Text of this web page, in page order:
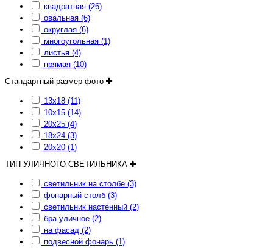
квадратная (26)
овальная (6)
округлая (6)
многоугольная (1)
листья (4)
прямая (10)
Стандартный размер фото
13x18 (11)
10x15 (14)
20x25 (4)
18x24 (3)
20x20 (1)
ТИП УЛИЧНОГО СВЕТИЛЬНИКА
светильник на столбе (3)
фонарный столб (3)
светильник настенный (2)
бра уличное (2)
на фасад (2)
подвесной фонарь (1)